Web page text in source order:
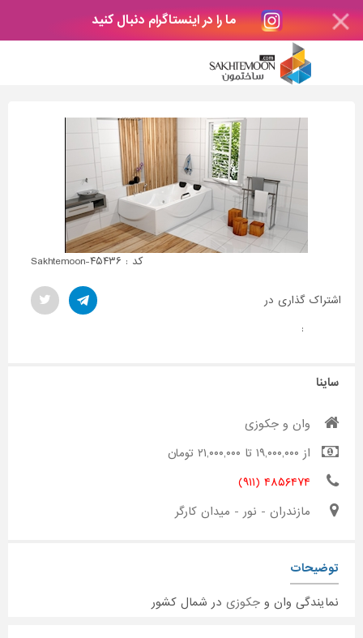
ما را در اینستاگرام دنبال کنید
کد : Sakhtemoon-۴۵۴۳۶
اشتراک گذاری در
:
ساینا
وان و جکوزی
از ۱۹,۰۰۰,۰۰۰ تا ۲۱,۰۰۰,۰۰۰ تومان
۴۸۵۶۴۷۴ (۹۱۱)
مازندران - نور - میدان کارگر
توضیحات
نمایندگی وان و جکوزی در شمال کشور